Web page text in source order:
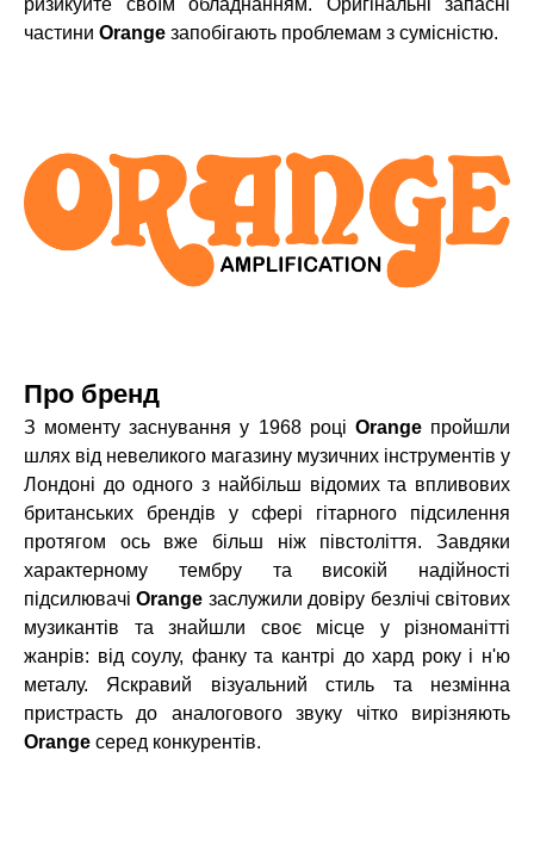
частини Orange запобігають проблемам з сумісністю.
Про бренд
З моменту заснування у 1968 році Orange пройшли
шлях від невеликого магазину музичних інструментів у
Лондоні до одного з найбільш відомих та впливових
британських брендів у сфері гітарного підсилення
протягом ось вже більш ніж півстоліття. Завдяки
характерному тембру та високій надійності
підсилювачіOrange заслужили довіру безлічі світових
музикантів та знайшли своє місце у різноманітті
жанрів: від соулу, фанку та кантрі до хард року і н'ю
металу. Яскравий візуальний стиль та незмінна
пристрасть до аналогового звуку чітко вирізняють
Orange серед конкурентів.